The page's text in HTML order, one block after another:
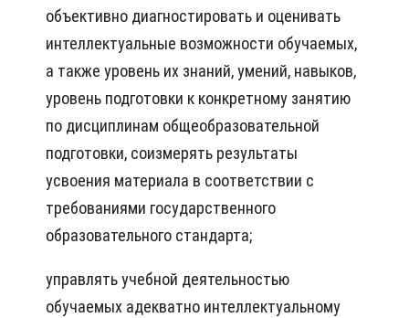
объективно диагностировать и оценивать
интеллектуальные возможности обучаемых,
а также уровень их знаний, умений, навыков,
уровень подготовки к конкретному занятию
по дисциплинам общеобразовательной
подготовки, соизмерять результаты
усвоения материала в соответствии с
требованиями государственного
образовательного стандарта;
управлять учебной деятельностью
обучаемых адекватно интеллектуальному